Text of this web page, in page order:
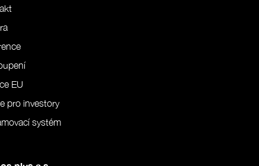
EU
pro investory
systém